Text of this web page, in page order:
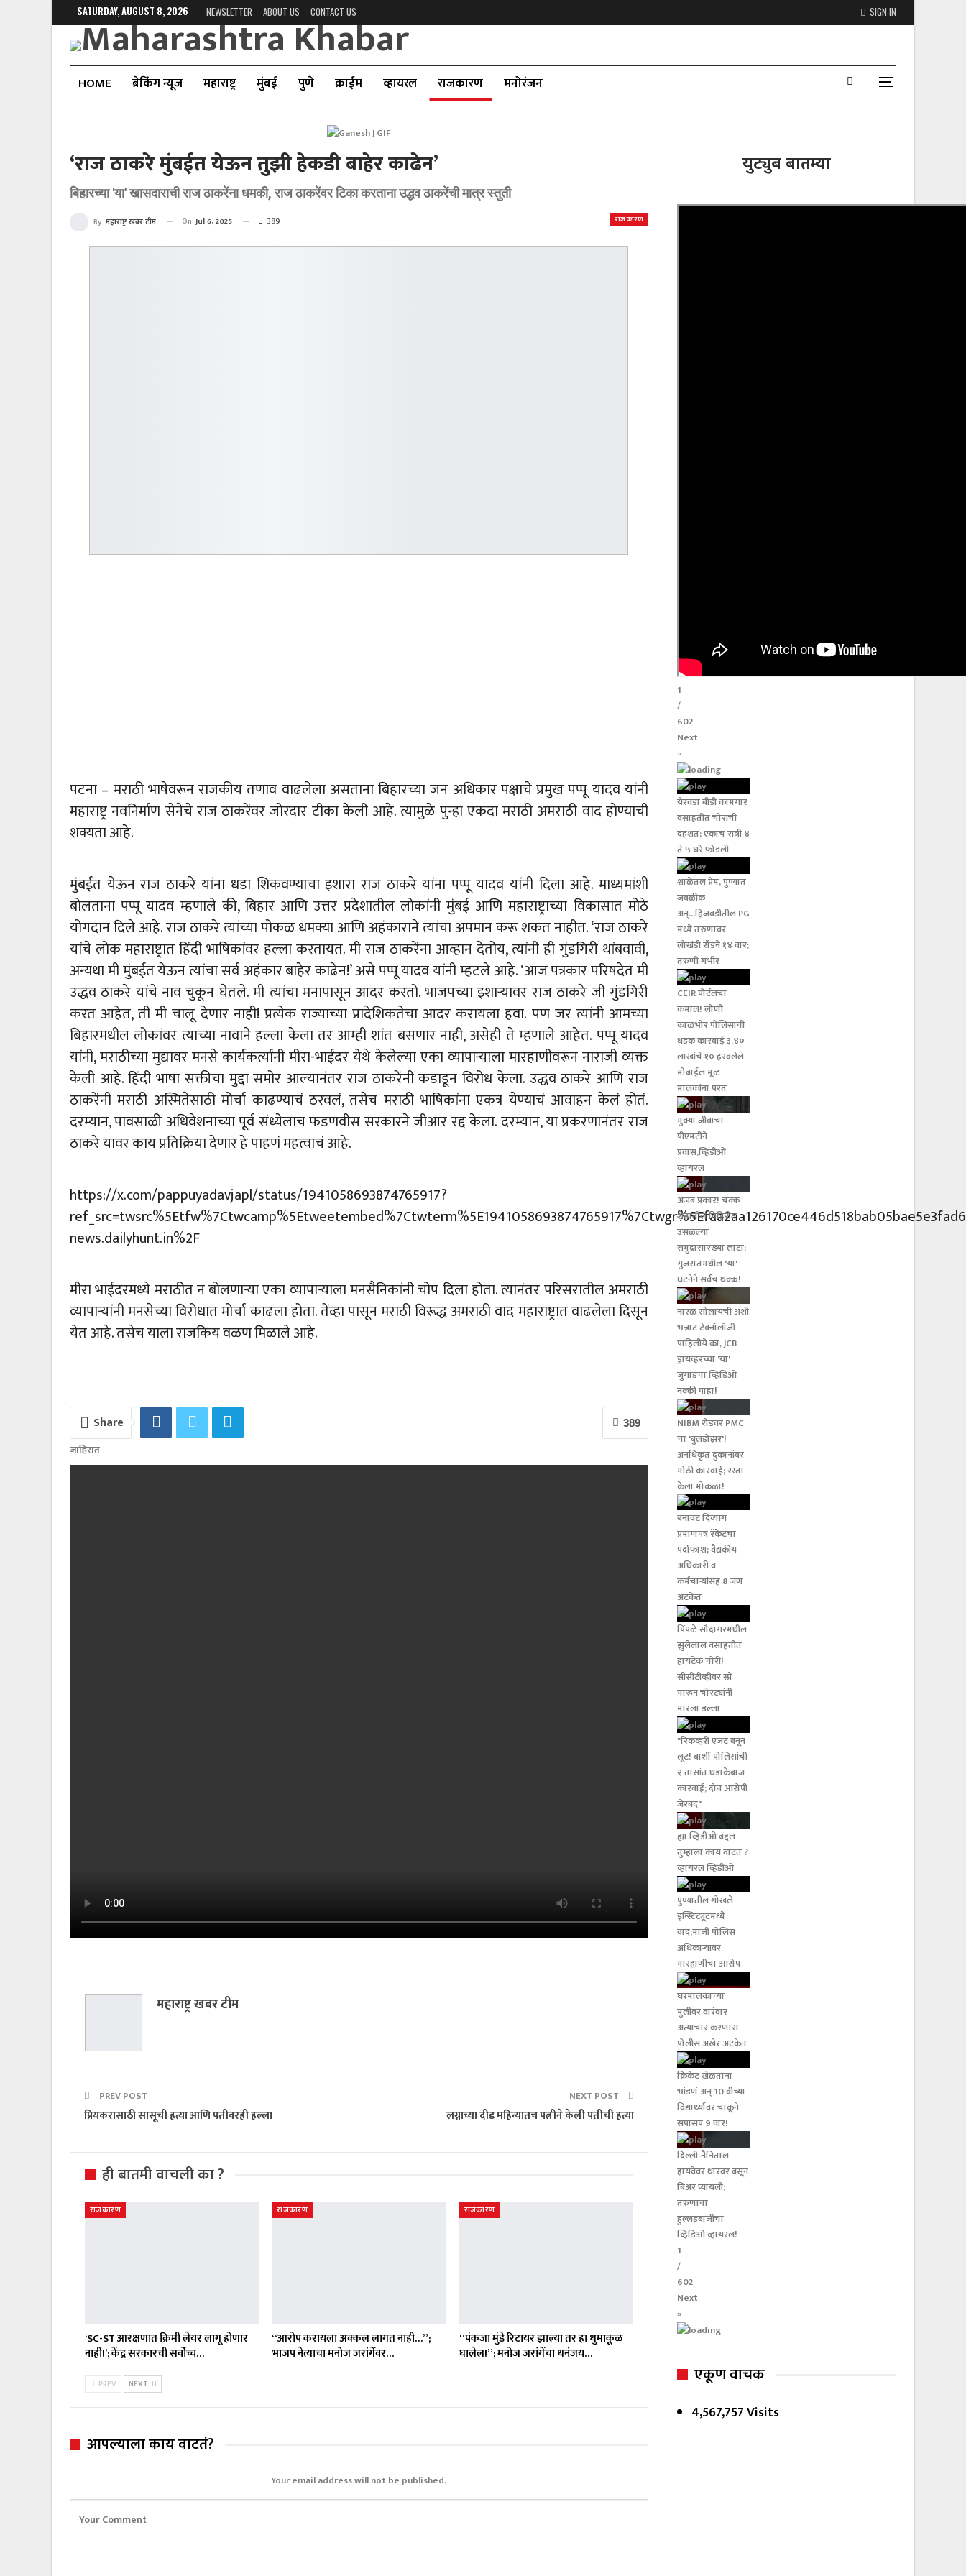
SIGN IN
SATURDAY, AUGUST 8, 2026 NEWSLETTER ABOUT US CONTACT US
HOME ब्रेकिंग न्यूज महाराष्ट्र मुंबई पुणे क्राईम व्हायरल राजकारण मनोरंजन
‘राज ठाकरे मुंबईत येऊन तुझी हेकडी बाहेर काढेन’
बिहारच्या 'या' खासदाराची राज ठाकरेंना धमकी, राज ठाकरेंवर टिका करताना उद्धव ठाकरेंची मात्र स्तुती
राजकारण
By महाराष्ट्र खबर टीम On Jul 6, 2025 389
पटना – मराठी भाषेवरून राजकीय तणाव वाढलेला असताना बिहारच्या जन अधिकार पक्षाचे प्रमुख पप्पू यादव यांनी
महाराष्ट्र नवनिर्माण सेनेचे राज ठाकरेंवर जोरदार टीका केली आहे. त्यामुळे पुन्हा एकदा मराठी अमराठी वाद होण्याची
शक्यता आहे.
मुंबईत येऊन राज ठाकरे यांना धडा शिकवण्याचा इशारा राज ठाकरे यांना पप्पू यादव यांनी दिला आहे. माध्यमांशी
बोलताना पप्पू यादव म्हणाले की, बिहार आणि उत्तर प्रदेशातील लोकांनी मुंबई आणि महाराष्ट्राच्या विकासात मोठे
योगदान दिले आहे. राज ठाकरे त्यांच्या पोकळ धमक्या आणि अहंकाराने त्यांचा अपमान करू शकत नाहीत. ‘राज ठाकरे
यांचे लोक महाराष्ट्रात हिंदी भाषिकांवर हल्ला करतायत. मी राज ठाकरेंना आव्हान देतोय, त्यांनी ही गुंडगिरी थांबवावी,
अन्यथा मी मुंबईत येऊन त्यांचा सर्व अहंकार बाहेर काढेन!’ असे पप्पू यादव यांनी म्हटले आहे. ‘आज पत्रकार परिषदेत मी
उद्धव ठाकरे यांचे नाव चुकून घेतले. मी त्यांचा मनापासून आदर करतो. भाजपच्या इशाऱ्यावर राज ठाकरे जी गुंडगिरी
करत आहेत, ती मी चालू देणार नाही! प्रत्येक राज्याच्या प्रादेशिकतेचा आदर करायला हवा. पण जर त्यांनी आमच्या
बिहारमधील लोकांवर त्याच्या नावाने हल्ला केला तर आम्ही शांत बसणार नाही, असेही ते म्हणाले आहेत. पप्पू यादव
यांनी, मराठीच्या मुद्यावर मनसे कार्यकर्त्यांनी मीरा-भाईंदर येथे केलेल्या एका व्यापाऱ्याला मारहाणीवरून नाराजी व्यक्त
केली आहे. हिंदी भाषा सक्तीचा मुद्दा समोर आल्यानंतर राज ठाकरेंनी कडाडून विरोध केला. उद्धव ठाकरे आणि राज
ठाकरेंनी मराठी अस्मितेसाठी मोर्चा काढण्याचं ठरवलं, तसेच मराठी भाषिकांना एकत्र येण्याचं आवाहन केलं होतं.
दरम्यान, पावसाळी अधिवेशनाच्या पूर्व संध्येलाच फडणवीस सरकारने जीआर रद्द केला. दरम्यान, या प्रकरणानंतर राज
ठाकरे यावर काय प्रतिक्रिया देणार हे पाहणं महत्वाचं आहे.
https://x.com/pappuyadavjapl/status/1941058693874765917?
news.dailyhunt.in%2F
मीरा भाईंदरमध्ये मराठीत न बोलणाऱ्या एका व्यापाऱ्याला मनसैनिकांनी चोप दिला होता. त्यानंतर परिसरातील अमराठी
व्यापाऱ्यांनी मनसेच्या विरोधात मोर्चा काढला होता. तेंव्हा पासून मराठी विरूद्ध अमराठी वाद महाराष्ट्रात वाढलेला दिसून
येत आहे. तसेच याला राजकिय वळण मिळाले आहे.
389
Share
जाहिरात
महाराष्ट्र खबर टीम
PREV POST
प्रियकरासाठी सासूची हत्या आणि पतीवरही हल्ला
NEXT POST
लग्नाच्या दीड महिन्यातच पत्नीने केली पतीची हत्या
ही बातमी वाचली का ?
राजकारण
‘SC-ST आरक्षणात क्रिमी लेयर लागू होणार
नाही!’; केंद्र सरकारची सर्वोच्च…
राजकारण
“आरोप करायला अक्कल लागत नाही…”;
भाजप नेत्याचा मनोज जरांगेंवर…
राजकारण
“पंकजा मुंडे रिटायर झाल्या तर हा धुमाकूळ
घालेल!”; मनोज जरांगेंचा धनंजय…
PREV NEXT
आपल्याला काय वाटतं?
Your email address will not be published.
युट्युब बातम्या
1
/
602
Next
»
येरवडा बीडी कामगार
वसाहतीत चोरांची
दहशत; एकाच रात्री ४
ते ५ घरे फोडली
शाळेतलं प्रेम, पुण्यात
जवळीक
अन्...हिंजवडीतील PG
मध्ये तरुणावर
लोखंडी रॉडने १४ वार;
तरुणी गंभीर
CEIR पोर्टलचा
कमाल! लोणी
काळभोर पोलिसांची
धडक कारवाई ३.४०
लाखांचे १० हरवलेले
मोबाईल मूळ
मालकांना परत
मुक्या जीवाचा
पीएमटीने
प्रवास,व्हिडीओ
व्हायरल
अजब प्रकार! चक्क
शेतातील विहिरीत
उसळल्या
समुद्रासारख्या लाटा;
गुजरातमधील 'या'
घटनेने सर्वच थक्क!
नारळ सोलायची अशी
भन्नाट टेक्नॉलॉजी
पाहिलीये का, JCB
ड्रायव्हरच्या 'या'
जुगाडचा व्हिडिओ
नक्की पाहा!
NIBM रोडवर PMC
चा 'बुलडोझर'!
अनधिकृत दुकानांवर
मोठी कारवाई; रस्ता
केला मोकळा!
बनावट दिव्यांग
प्रमाणपत्र रॅकेटचा
पर्दाफाश; वैद्यकीय
अधिकारी व
कर्मचाऱ्यांसह 8 जण
अटकेत
पिंपळे सौदागरमधील
झुलेलाल वसाहतीत
हायटेक चोरी!
सीसीटीव्हीवर स्प्रे
मारून चोरट्यांनी
मारला डल्ला
"रिकव्हरी एजंट बनून
लूट! बार्शी पोलिसांची
२ तासांत धडाकेबाज
कारवाई; दोन आरोपी
जेरबंद"
ह्या व्हिडीओ बद्दल
तुम्हाला काय वाटत ?
व्हायरल व्हिडीओ
पुण्यातील गोखले
इन्स्टिट्यूटमध्ये
वाद;माजी पोलिस
अधिकाऱ्यांवर
मारहाणीचा आरोप
घरमालकाच्या
मुलीवर वारंवार
अत्याचार करणारा
पोलीस अखेर अटकेत
क्रिकेट खेळताना
भांडणं अन् 10 वीच्या
विद्यार्थ्यावर चाकूने
सपासप 9 वार!
दिल्ली-नैनिताल
हायवेवर थारवर बसून
बिअर प्यायली;
तरुणांचा
हुल्लडबाजीचा
व्हिडिओ व्हायरल!
1
/
602
Next
»
एकूण वाचक
4,567,757 Visits